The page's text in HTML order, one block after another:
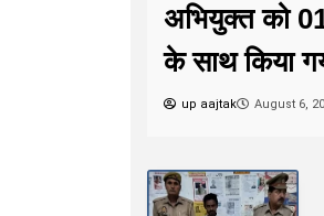
अभियुक्त को
के साथ किया
up aajtak August 6,